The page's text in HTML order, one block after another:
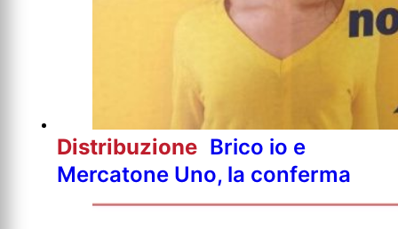
Distribuzione Brico io e
Mercatone Uno, la conferma